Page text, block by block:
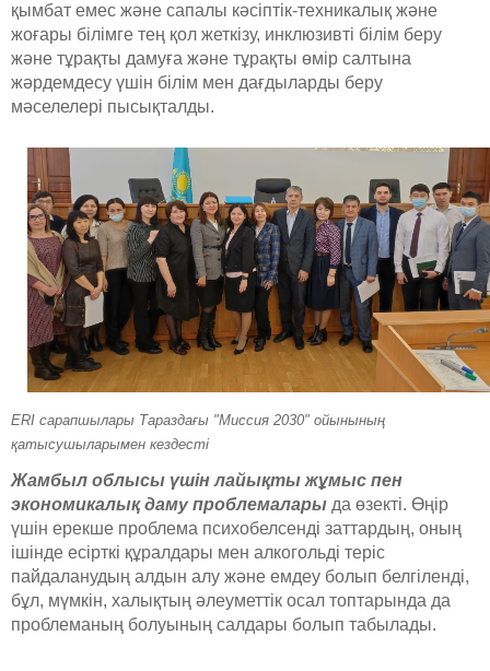
қымбат емес және сапалы кәсіптік-техникалық және
жоғары білімге тең қол жеткізу, инклюзивті білім беру
және тұрақты дамуға және тұрақты өмір салтына
жәрдемдесу үшін білім мен дағдыларды беру
мәселелері пысықталды.
ERI сарапшылары Тараздағы "Миссия 2030" ойынының
қатысушыларымен кездесті
Жамбыл облысы үшін лайықты жұмыс пен
экономикалық даму проблемалары да өзекті. Өңір
үшін ерекше проблема психобелсенді заттардың, оның
ішінде есірткі құралдары мен алкогольді теріс
пайдаланудың алдын алу және емдеу болып белгіленді,
бұл, мүмкін, халықтың әлеуметтік осал топтарында да
проблеманың болуының салдары болып табылады.